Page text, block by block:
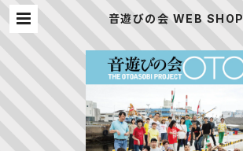
音遊びの会 WEB SHOP